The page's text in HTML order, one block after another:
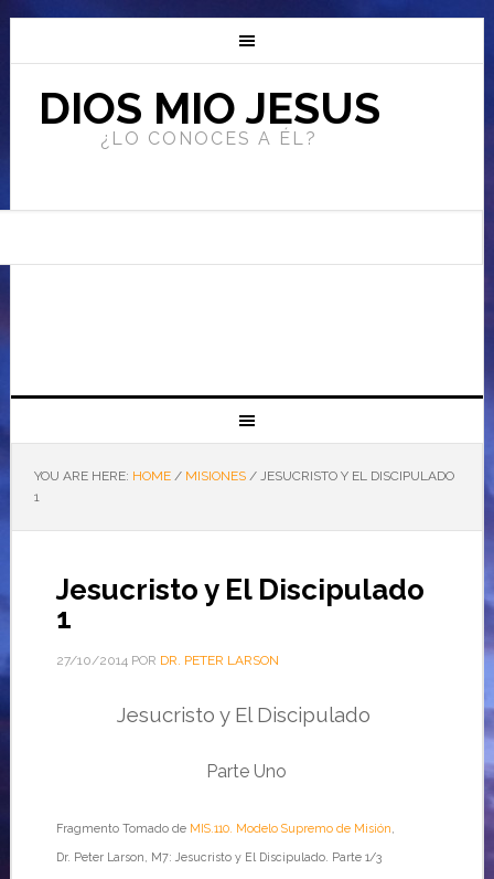
DIOS MIO JESUS
¿LO CONOCES A ÉL?
YOU ARE HERE: HOME / MISIONES /JESUCRISTO Y EL DISCIPULADO
1
Jesucristo y El Discipulado
1
27/10/2014POR DR. PETER LARSON
Jesucristo y El Discipulado
Parte Uno
Fragmento Tomado de MIS.110. Modelo Supremo de Misión
Dr. Peter Larson, M7: Jesucristo y El Discipulado. Parte 1/3